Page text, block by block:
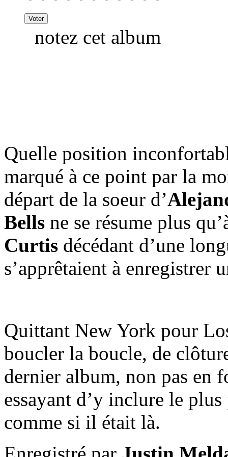
notez cet album
Quelle position
marqué à ce point par la
départ de la soeur d’
Bells ne se résume plus
Curtis décédant d’une
s’apprêtaient à enregistrer
Quittant New York pour
boucler la boucle, de
dernier album, non pas en
essayant d’y inclure le
comme si il était là.